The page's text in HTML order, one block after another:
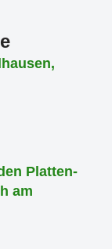
Platten-
am